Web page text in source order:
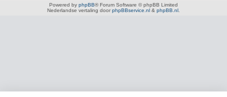
Powered by phpBB® Forum Software © phpBB Limited
Nederlandse vertaling door phpBBservice.nl & phpBB.nl